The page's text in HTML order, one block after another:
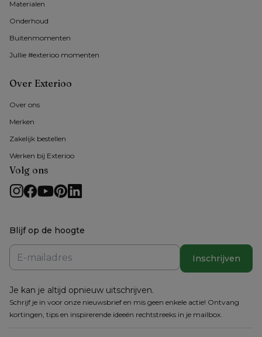
Materialen
Onderhoud
Buitenmomenten
Jullie #exterioo momenten
Over Exterioo
Over ons
Merken
Zakelijk bestellen
Werken bij Exterioo
Volg ons
Blijf op de hoogte
Inschrijven
Je kan je altijd opnieuw uitschrijven.
Schrijf je in voor onze nieuwsbrief en mis geen enkele actie! Ontvang
kortingen, tips en inspirerende ideeën rechtstreeks in je mailbox.